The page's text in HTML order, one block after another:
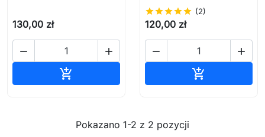
130,00 zł
 

starstarstarstarstar (2)
120,00 zł
 

Pokazano 1-2 z 2 pozycji